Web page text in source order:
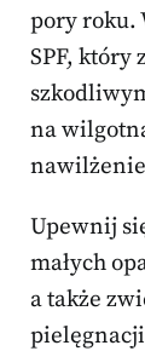
pory roku.
SPF, który
na
Upewnij
małych
a także